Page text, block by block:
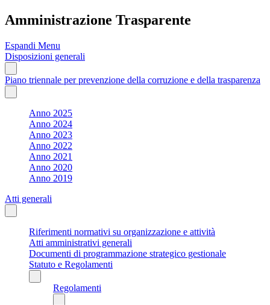
Amministrazione Trasparente
Espandi Menu
Disposizioni generali
Piano triennale per prevenzione della corruzione e della trasparenza
Anno 2025
Anno 2024
Anno 2023
Anno 2022
Anno 2021
Anno 2020
Anno 2019
Atti generali
Riferimenti normativi su organizzazione e attività
Atti amministrativi generali
Documenti di programmazione strategico gestionale
Statuto e Regolamenti
Regolamenti